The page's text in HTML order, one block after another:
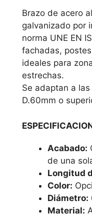
Brazo de acero
galvanizado por
norma UNE EN
fachadas,
ideales para
estrechas.
Se adaptan a
D.60mm o
Acabado:
de una
Longitud
Color:
Diámetro:
Material: